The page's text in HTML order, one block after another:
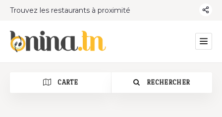
Trouvez les restaurants à proximité
CARTE RECHERCHER